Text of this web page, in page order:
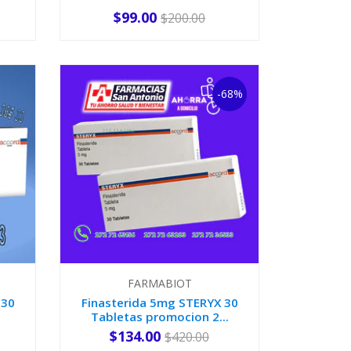
+
$99.00 $200.00
-68%
FARMABIOT
Finasterida 5mg STERYX 30
Tabletas promocion 2...
+
$134.00 $420.00